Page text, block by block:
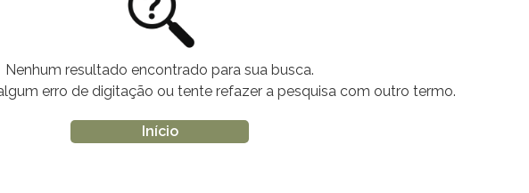
Nenhum resultado encontrado para sua busca.
erro de digitação ou tente refazer a pesquisa com outro termo.
Início